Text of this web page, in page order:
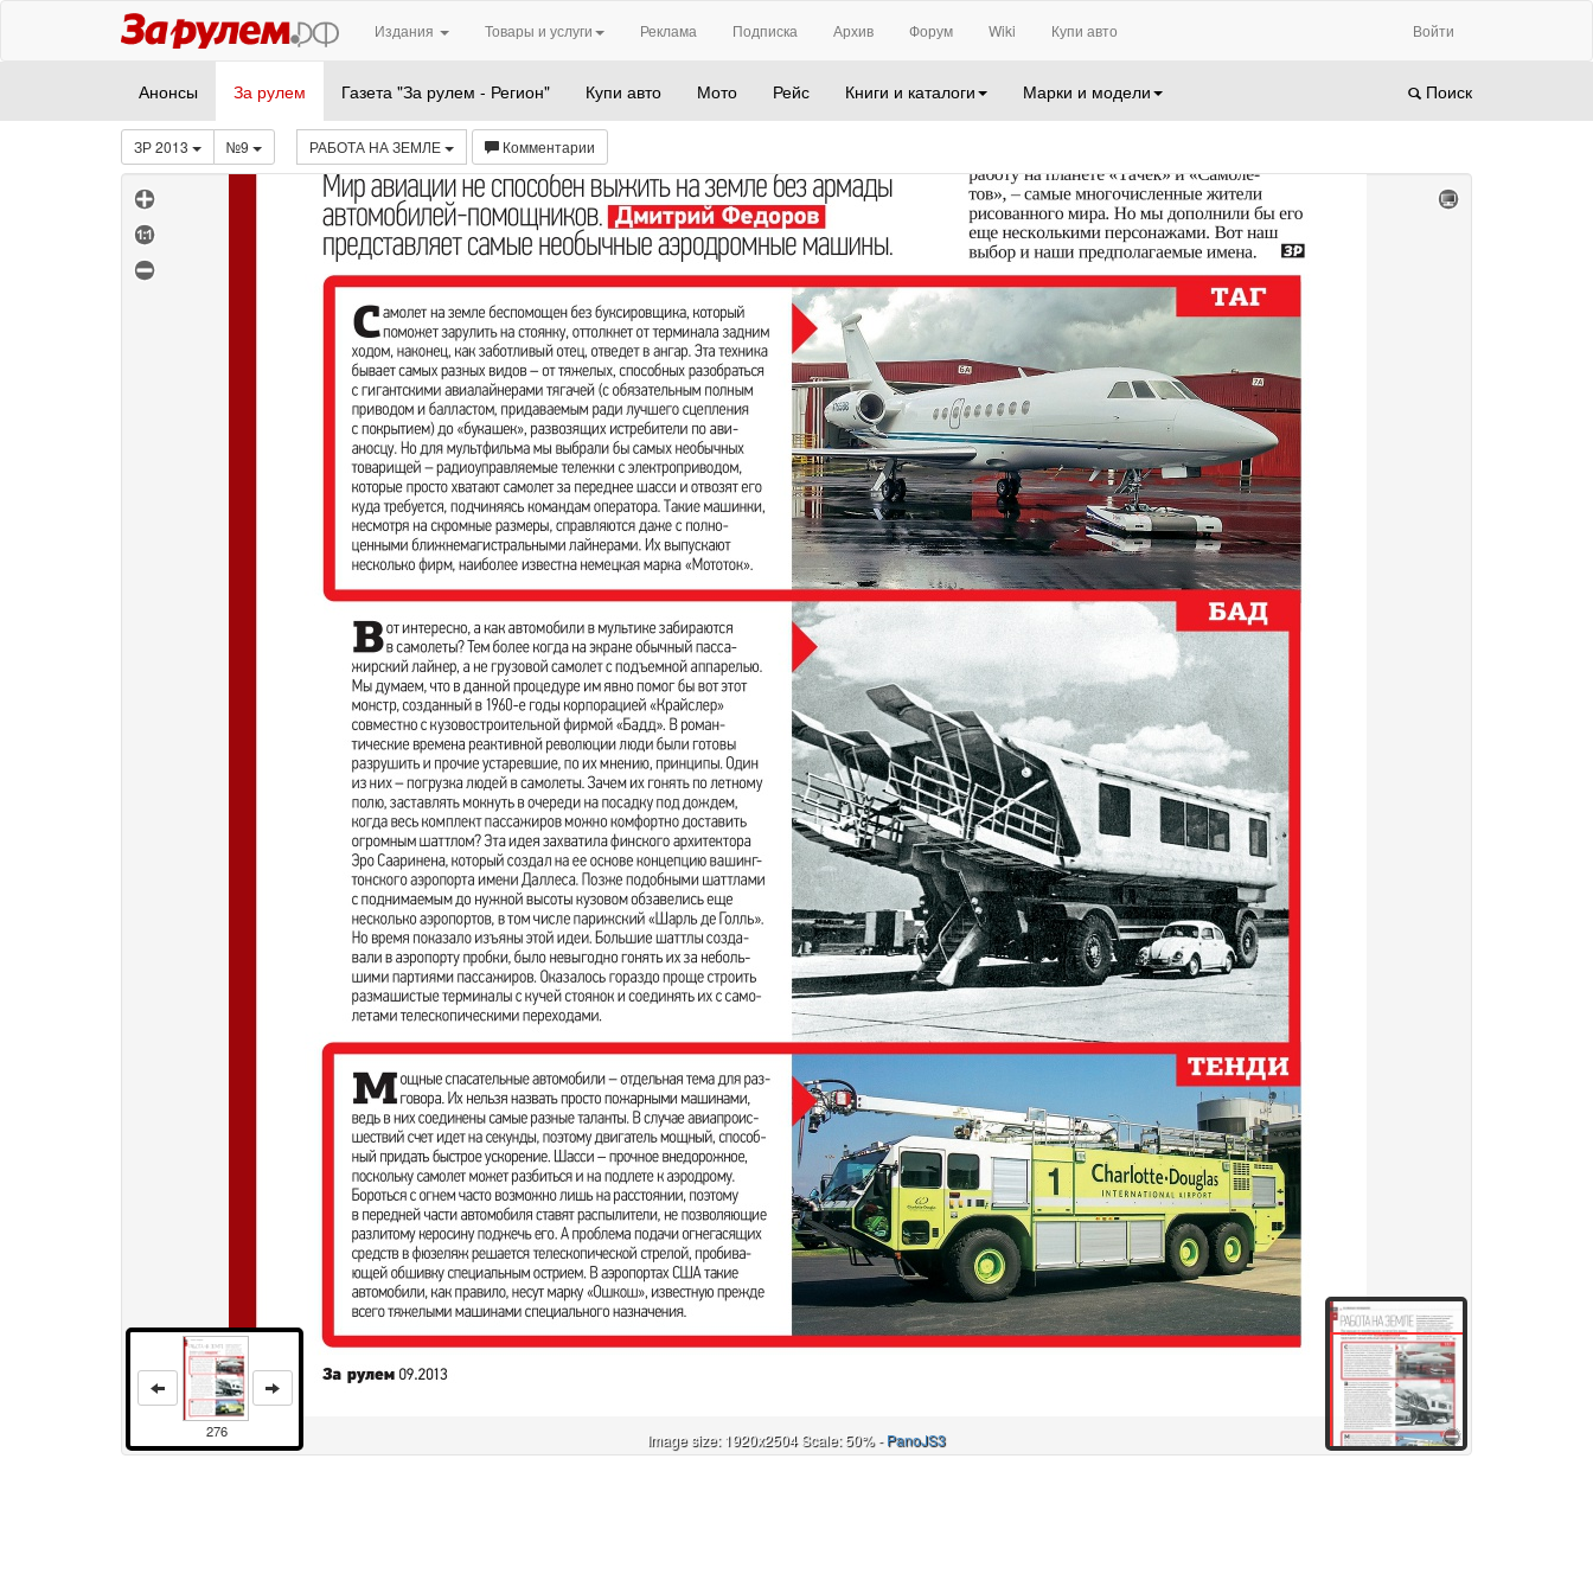
Издания Товары и услуги Реклама Подписка Архив Форум Wiki Купи авто Войти
Анонсы За рулем Газета "За рулем - Регион" Купи авто Мото Рейс Книги и каталоги Марки и модели Поиск
ЗР 2013 №9 РАБОТА НА ЗЕМЛЕ Комментарии
276 Image size: 1920x2504 Scale: 50% -PanoJS3